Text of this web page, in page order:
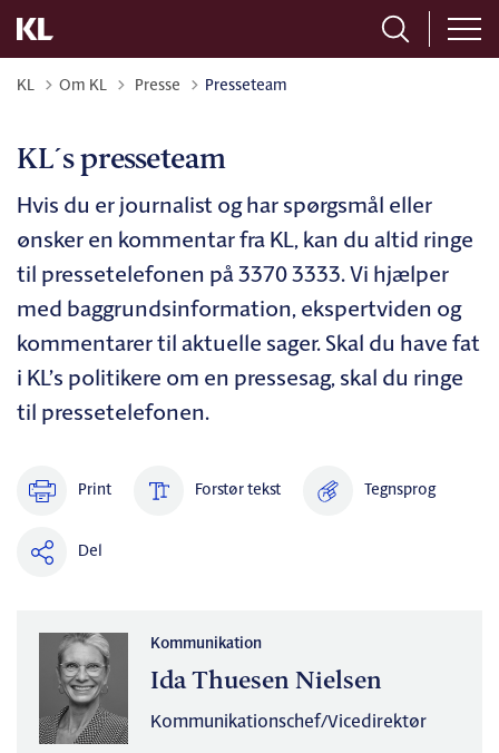
KL Om KL Tilbage til
Presse Presseteam
KL´s presseteam
Hvis du er journalist og har spørgsmål eller
ønsker en kommentar fra KL, kan du altid ringe
til pressetelefonen på 3370 3333. Vi hjælper
med baggrundsinformation, ekspertviden og
kommentarer til aktuelle sager. Skal du have fat
i KL’s politikere om en pressesag, skal du ringe
til pressetelefonen.
Print Forstør tekst Tegnsprog
Del
Kommunikation
Ida Thuesen Nielsen
Kommunikationschef/Vicedirektør